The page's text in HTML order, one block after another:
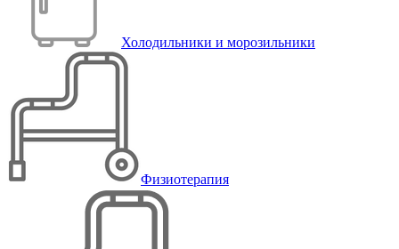
Холодильники и морозильники
Физиотерапия